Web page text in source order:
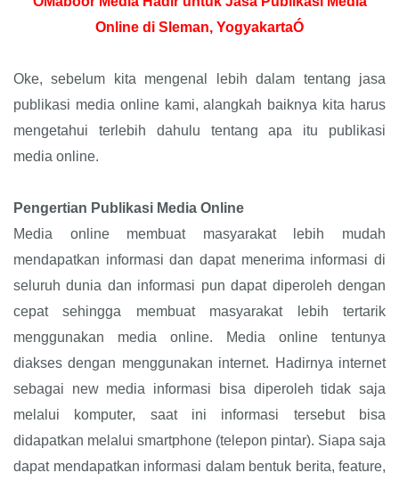
Online di Sleman, YogyakartaÓ
Oke, sebelum kita mengenal lebih dalam tentang jasa
publikasi media online kami, alangkah baiknya kita harus
mengetahui terlebih dahulu tentang apa itu publikasi
media online.
Pengertian Publikasi Media Online
Media online membuat masyarakat lebih mudah
mendapatkan informasi dan dapat menerima informasi di
seluruh dunia dan informasi pun dapat diperoleh dengan
cepat sehingga membuat masyarakat lebih tertarik
menggunakan media online. Media online tentunya
diakses dengan menggunakan internet. Hadirnya internet
sebagai new media informasi bisa diperoleh tidak saja
melalui komputer, saat ini informasi tersebut bisa
didapatkan melalui smartphone (telepon pintar). Siapa saja
dapat mendapatkan informasi dalam bentuk berita, feature,